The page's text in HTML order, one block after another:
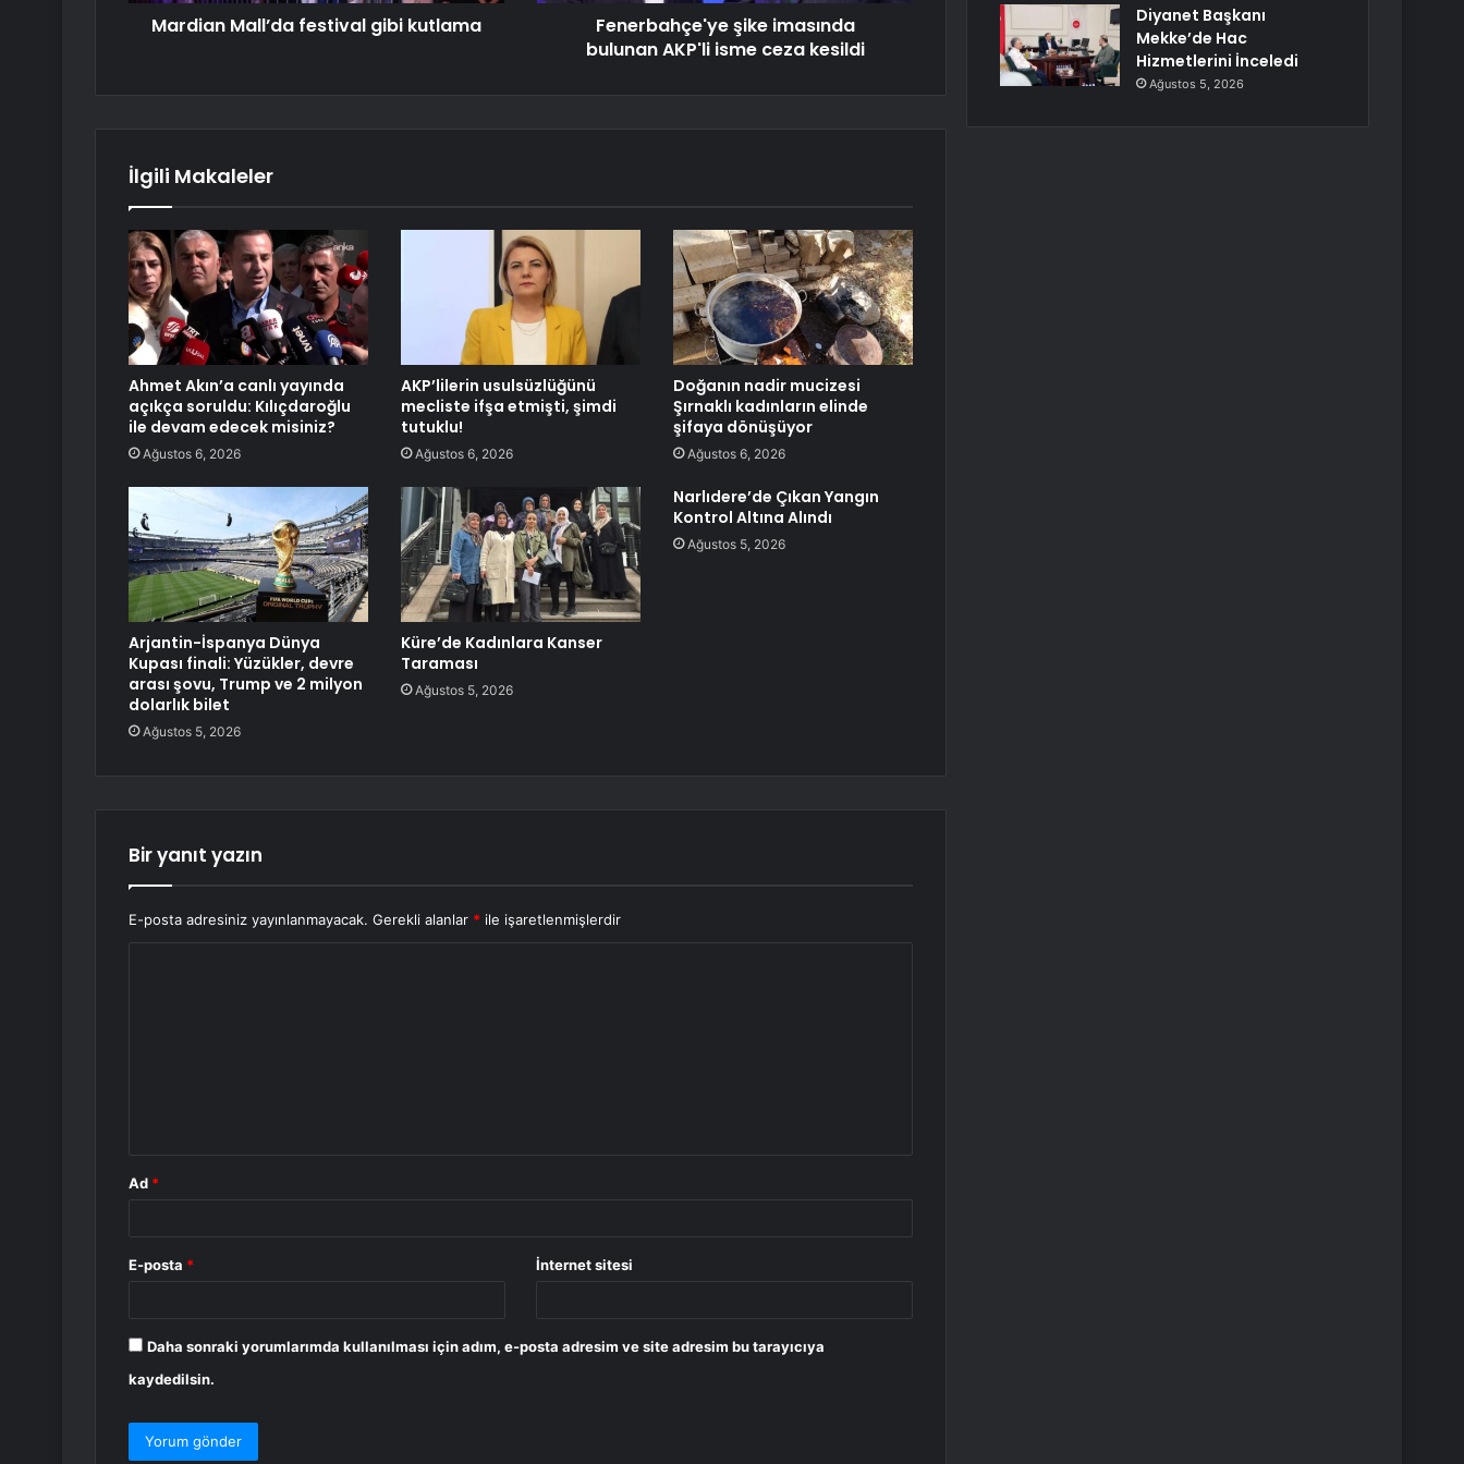
Mardian Mall’da festival gibi kutlama
Fenerbahçe'ye şike imasında
bulunan AKP'li isme ceza kesildi
İlgili Makaleler
Ahmet Akın’a canlı yayında
açıkça soruldu: Kılıçdaroğlu
ile devam edecek misiniz?
Ağustos 6, 2026
AKP’lilerin usulsüzlüğünü
mecliste ifşa etmişti, şimdi
tutuklu!
Ağustos 6, 2026
Doğanın nadir mucizesi
Şırnaklı kadınların elinde
şifaya dönüşüyor
Ağustos 6, 2026
Arjantin-İspanya Dünya
Kupası finali: Yüzükler, devre
arası şovu, Trump ve 2 milyon
dolarlık bilet
Ağustos 5, 2026
Küre’de Kadınlara Kanser
Taraması
Ağustos 5, 2026
Narlıdere’de Çıkan Yangın
Kontrol Altına Alındı
Ağustos 5, 2026
Bir yanıt yazın
E-posta adresiniz yayınlanmayacak. Gerekli alanlar * ile işaretlenmişlerdir
Ad *
E-posta * İnternet sitesi
Daha sonraki yorumlarımda kullanılması için adım, e-posta adresim ve site adresim bu tarayıcıya
kaydedilsin.
Diyanet Başkanı
Mekke’de Hac
Hizmetlerini İnceledi
Ağustos 5, 2026